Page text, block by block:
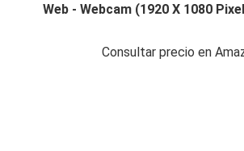
Web - Webcam (1920 X 1080
Consultar precio en